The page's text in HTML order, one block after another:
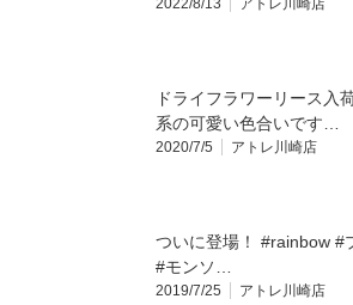
2022/8/13 アトレ川崎店
ドライフラワーリース入
系の可愛い色合いです…
2020/7/5 アトレ川崎店
ついに登場！ #rainbow #
#モンソ…
2019/7/25 アトレ川崎店